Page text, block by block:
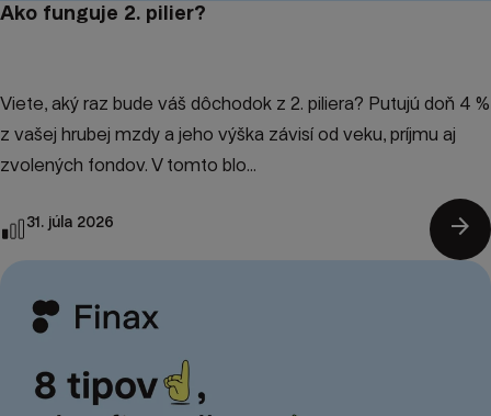
Ako funguje 2. pilier?
Viete, aký raz bude váš dôchodok z 2. piliera? Putujú doň 4 %
z vašej hrubej mzdy a jeho výška závisí od veku, príjmu aj
zvolených fondov. V tomto blo...
31. júla 2026 arrow_forward